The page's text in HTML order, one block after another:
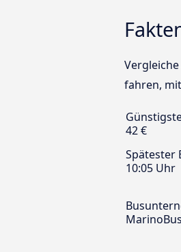
fahren,
42 €
Spätester
10:05 Uhr